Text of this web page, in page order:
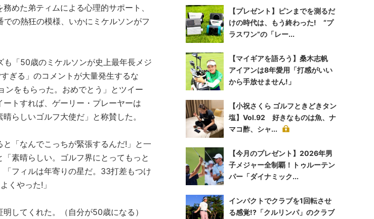
めた弟ティムによる心理的サポート、
の熱狂の模様、いかにミケルソンがフ
「50歳のミケルソンが史上最年長メジ
ぎる」のコメントが大量発生するな
をもらった。おめでとう」とツイー
トすれば、ゲーリー・プレーヤーは
らしいゴルフ大使だ」と称賛した。
「なんでこっちが緊張するんだ!」と一
素晴らしい。ゴルフ界にとってもっと
フィルは年寄りの星だ。33打差もつけ
くやった!」
してくれた。（自分が50歳になる）
【プレゼント】ピンまでを測るだ
けの時代は、もう終わった! “プ
ラスワン”の「レー...
【マイギアを語ろう】桑木志帆
アイアンは8年愛用「打感がいい
から手放せません!」
【小祝さくら ゴルフときどきタン
塩】Vol.92 好きなものは魚、ナ
マコ酢、シャ...
【今月のプレゼント】2026年男
子メジャー全制覇！トゥルーテン
パー「ダイナミック...
インパクトでクラブを1回転させ
る感覚!?「クルリンパ」のクラブ